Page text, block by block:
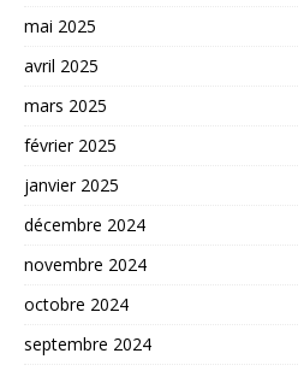
mai 2025
avril 2025
mars 2025
février 2025
janvier 2025
décembre 2024
novembre 2024
octobre 2024
septembre 2024